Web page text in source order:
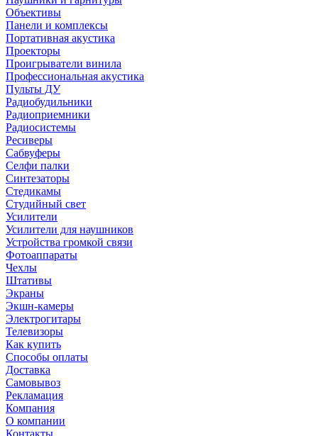
Объективы
Панели и комплексы
Портативная акустика
Проекторы
Проигрыватели винила
Профессиональная акустика
Пульты ДУ
Радиобудильники
Радиоприемники
Радиосистемы
Ресиверы
Сабвуферы
Селфи палки
Синтезаторы
Стедикамы
Студийный свет
Усилители
Усилители для наушников
Устройства громкой связи
Фотоаппараты
Чехлы
Штативы
Экраны
Экшн-камеры
Электрогитары
Телевизоры
Как купить
Способы оплаты
Доставка
Самовывоз
Рекламация
Компания
О компании
Контакты